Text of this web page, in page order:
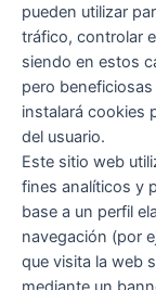
pueden utilizar
tráfico, controlar
siendo en estos
pero
instalará cookies
del usuario.
Este sitio web
fines analíticos y
base a un perfil
navegación (por
que visita la web